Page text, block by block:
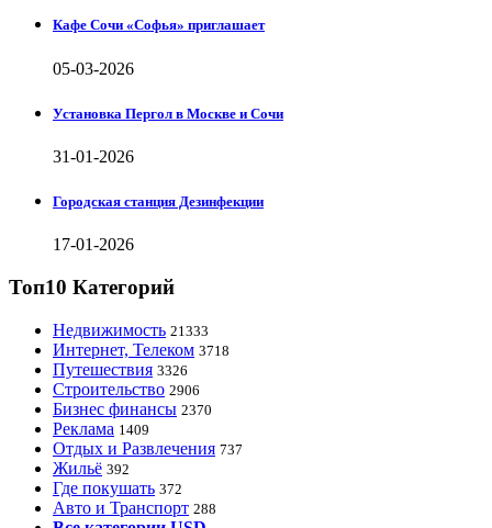
Кафе Сочи «Софья» приглашает
05-03-2026
Установка Пергол в Москве и Сочи
31-01-2026
Городская станция Дезинфекции
17-01-2026
Топ10 Категорий
Недвижимость 21333
Интернет, Телеком 3718
Путешествия 3326
Строительство 2906
Бизнес финансы 2370
Реклама 1409
Отдых и Развлечения 737
Жильё 392
Где покушать 372
Авто и Транспорт 288